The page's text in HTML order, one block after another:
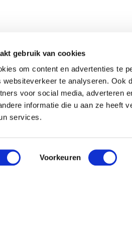
gebruik van cookies
om content en advertenties te
websiteverkeer te analyseren. Ook
voor social media, adverteren
informatie die u aan ze heeft
services.
Voorkeuren